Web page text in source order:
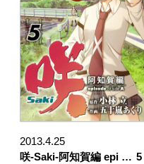
2013.4.25
咲-Saki-阿知賀編 epi … 5